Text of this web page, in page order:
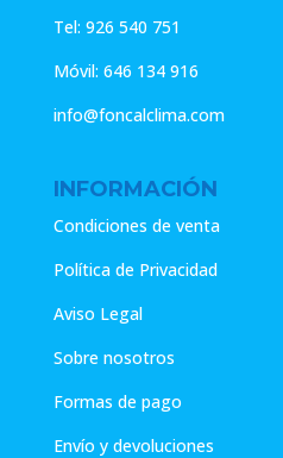
Tel: 926 540 751
Móvil: 646 134 916
info@foncalclima.com
INFORMACIÓN
Condiciones de venta
Política de Privacidad
Aviso Legal
Sobre nosotros
Formas de pago
Envío y devoluciones